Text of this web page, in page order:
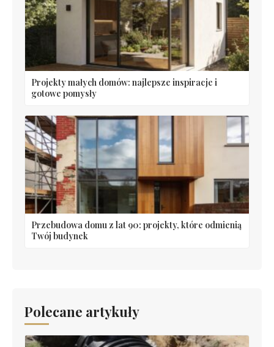
Projekty małych domów: najlepsze inspiracje i
gotowe pomysły
Przebudowa domu z lat 90: projekty, które odmienią
Twój budynek
Polecane artykuły